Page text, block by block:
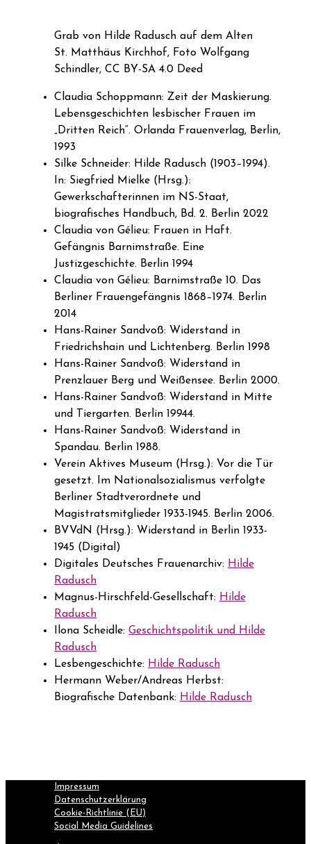
Grab von Hilde Radusch auf dem Alten
St. Matthäus Kirchhof, Foto Wolfgang
Schindler, CC BY-SA 4.0 Deed
Claudia Schoppmann: Zeit der Maskierung.
Lebensgeschichten lesbischer Frauen im
„Dritten Reich“. Orlanda Frauenverlag, Berlin,
1993
Silke Schneider: Hilde Radusch (1903–1994).
In: Siegfried Mielke (Hrsg.):
Gewerkschafterinnen im NS-Staat,
biografisches Handbuch, Bd. 2. Berlin 2022
Claudia von Gélieu: Frauen in Haft.
Gefängnis Barnimstraße. Eine
Justizgeschichte. Berlin 1994
Claudia von Gélieu: Barnimstraße 10. Das
Berliner Frauengefängnis 1868–1974. Berlin
2014
Hans-Rainer Sandvoß: Widerstand in
Friedrichshain und Lichtenberg. Berlin 1998
Hans-Rainer Sandvoß: Widerstand in
Prenzlauer Berg und Weißensee. Berlin 2000.
Hans-Rainer Sandvoß: Widerstand in Mitte
und Tiergarten. Berlin 19944.
Hans-Rainer Sandvoß: Widerstand in
Spandau. Berlin 1988.
Verein Aktives Museum (Hrsg.): Vor die Tür
gesetzt. Im Nationalsozialismus verfolgte
Berliner Stadtverordnete und
Magistratsmitglieder 1933-1945. Berlin 2006.
BVVdN (Hrsg.): Widerstand in Berlin 1933-
1945 (Digital)
Digitales Deutsches Frauenarchiv: Hilde
Radusch
Magnus-Hirschfeld-Gesellschaft: Hilde
Radusch
Ilona Scheidle: Geschichtspolitik und Hilde
Radusch
Lesbengeschichte: Hilde Radusch
Hermann Weber/Andreas Herbst:
Biografische Datenbank: Hilde Radusch
Impressum
Datenschutzerklärung
Cookie-Richtlinie (EU)
Social Media Guidelines